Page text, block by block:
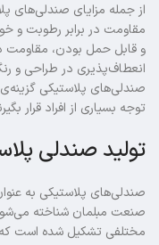
از جمله مزایای صندلی‌های
مقاومت در برابر رطوبت و
و قابل حمل بودن، مقاومت
انعطاف‌پذیری در طراحی و
صندلی‌های پلاستیکی
توجه بسیاری از افراد قرار
تولید صندلی
صندلی‌های پلاستیکی به
صنعت مبلمان شناخته
مختلفی تشکیل شده است که